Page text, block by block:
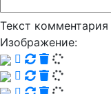
Текст
Изображение: